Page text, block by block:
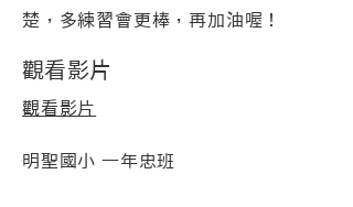
楚，多練習會更棒，再加油喔！
觀看影片
觀看影片
明聖國小 一年忠班